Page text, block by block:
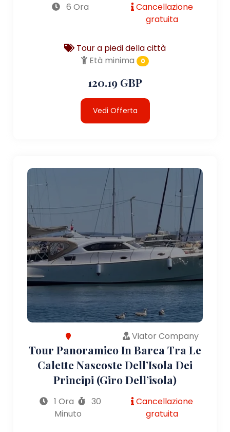
6 Ora
Cancellazione
gratuita
Tour a piedi della città
Età minima
0
120.19 GBP
Vedi Offerta
Viator Company
Tour Panoramico In Barca Tra Le
Calette Nascoste Dell’Isola Dei
Principi (giro Dell’isola)
1 Ora
30
Minuto
Cancellazione
gratuita